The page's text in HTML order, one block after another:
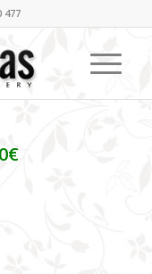
477